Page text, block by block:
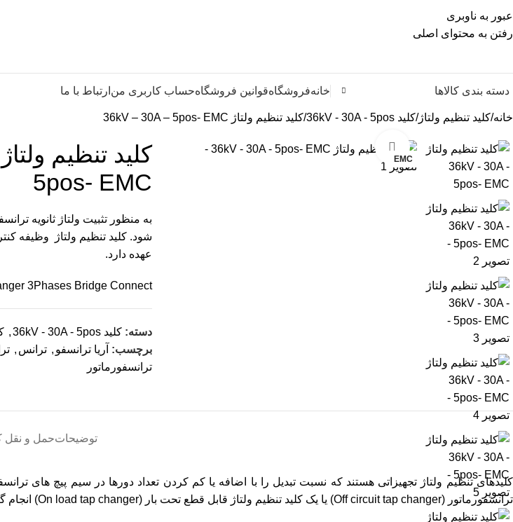
عبور به ناوبری
رفتن به محتوای اصلی
دسته بندی کالاها خانهفروشگاهقوانین فروشگاهحساب کاربری من ارتباط با ما
خانه کلید تنظیم ولتاژ کلید 36kV - 30A - 5pos کلید تنظیم ولتاژ 36kV – 30A – 5pos- EMC
EMC
بزرگنمایی تصویر
5pos- EMC
به منظور تثبیت ولتاژ ثانویه
شود. کلید تنظیم ولتاژ وظیفه
عهده دارد.
3Phases Bridge Connect
دسته: کلید 36kV - 30A - 5pos ,
برچسب: آریا ترانسفو , ترانس ,
ترانسفورماتور
توضیحاتحمل و نقل
کلیدهای تنظیم ولتاژ تجهیزاتی هستند که نسبت تبدیل را با اضافه یا کم کردن تعداد دورها در سیم پیچ های
ترانسفورماتور (Off circuit tap changer) یا یک کلید تنظیم ولتاژ قابل قطع تحت بار (On load tap changer) انجام